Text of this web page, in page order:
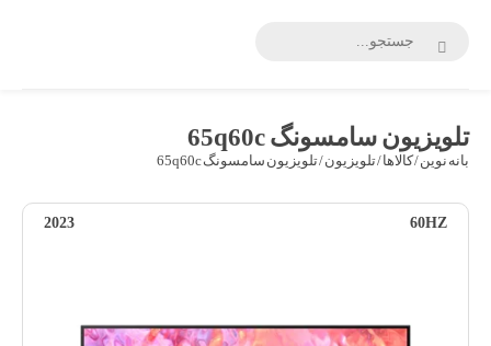
تلویزیون سامسونگ 65q60c
بانه نوین/کالاها/تلویزیون/ تلویزیون سامسونگ 65q60c
60HZ
2023